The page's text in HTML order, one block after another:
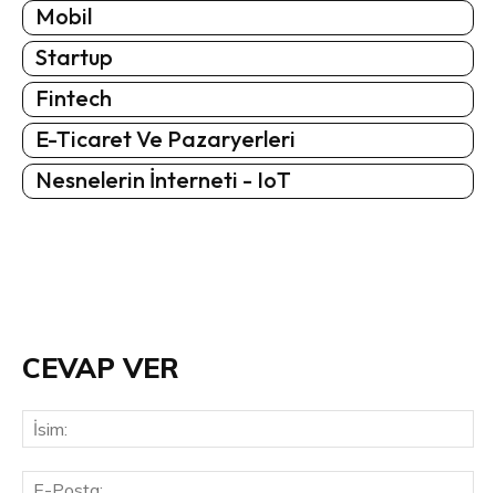
Mobil
Startup
Fintech
E-Ticaret Ve Pazaryerleri
Nesnelerin İnterneti - IoT
CEVAP VER